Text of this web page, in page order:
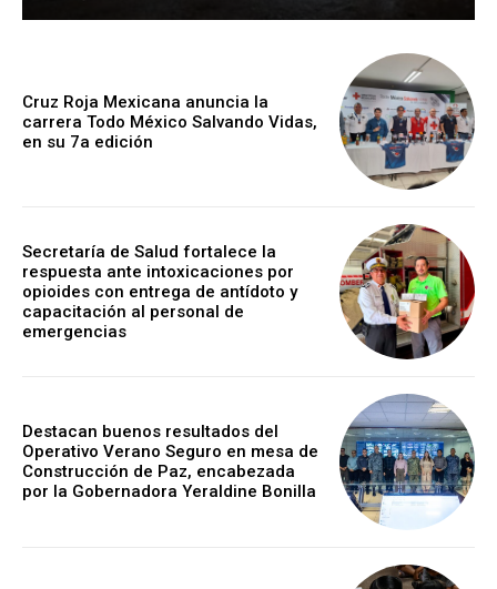
Cruz Roja Mexicana anuncia la
carrera Todo México Salvando Vidas,
en su 7a edición
Secretaría de Salud fortalece la
respuesta ante intoxicaciones por
opioides con entrega de antídoto y
capacitación al personal de
emergencias
Destacan buenos resultados del
Operativo Verano Seguro en mesa de
Construcción de Paz, encabezada
por la Gobernadora Yeraldine Bonilla